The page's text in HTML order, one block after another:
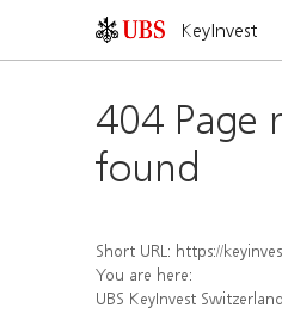
KeyInvest
404 Page
found
Short URL: https://keyinvest-
You are here:
UBS KeyInvest Switzerland